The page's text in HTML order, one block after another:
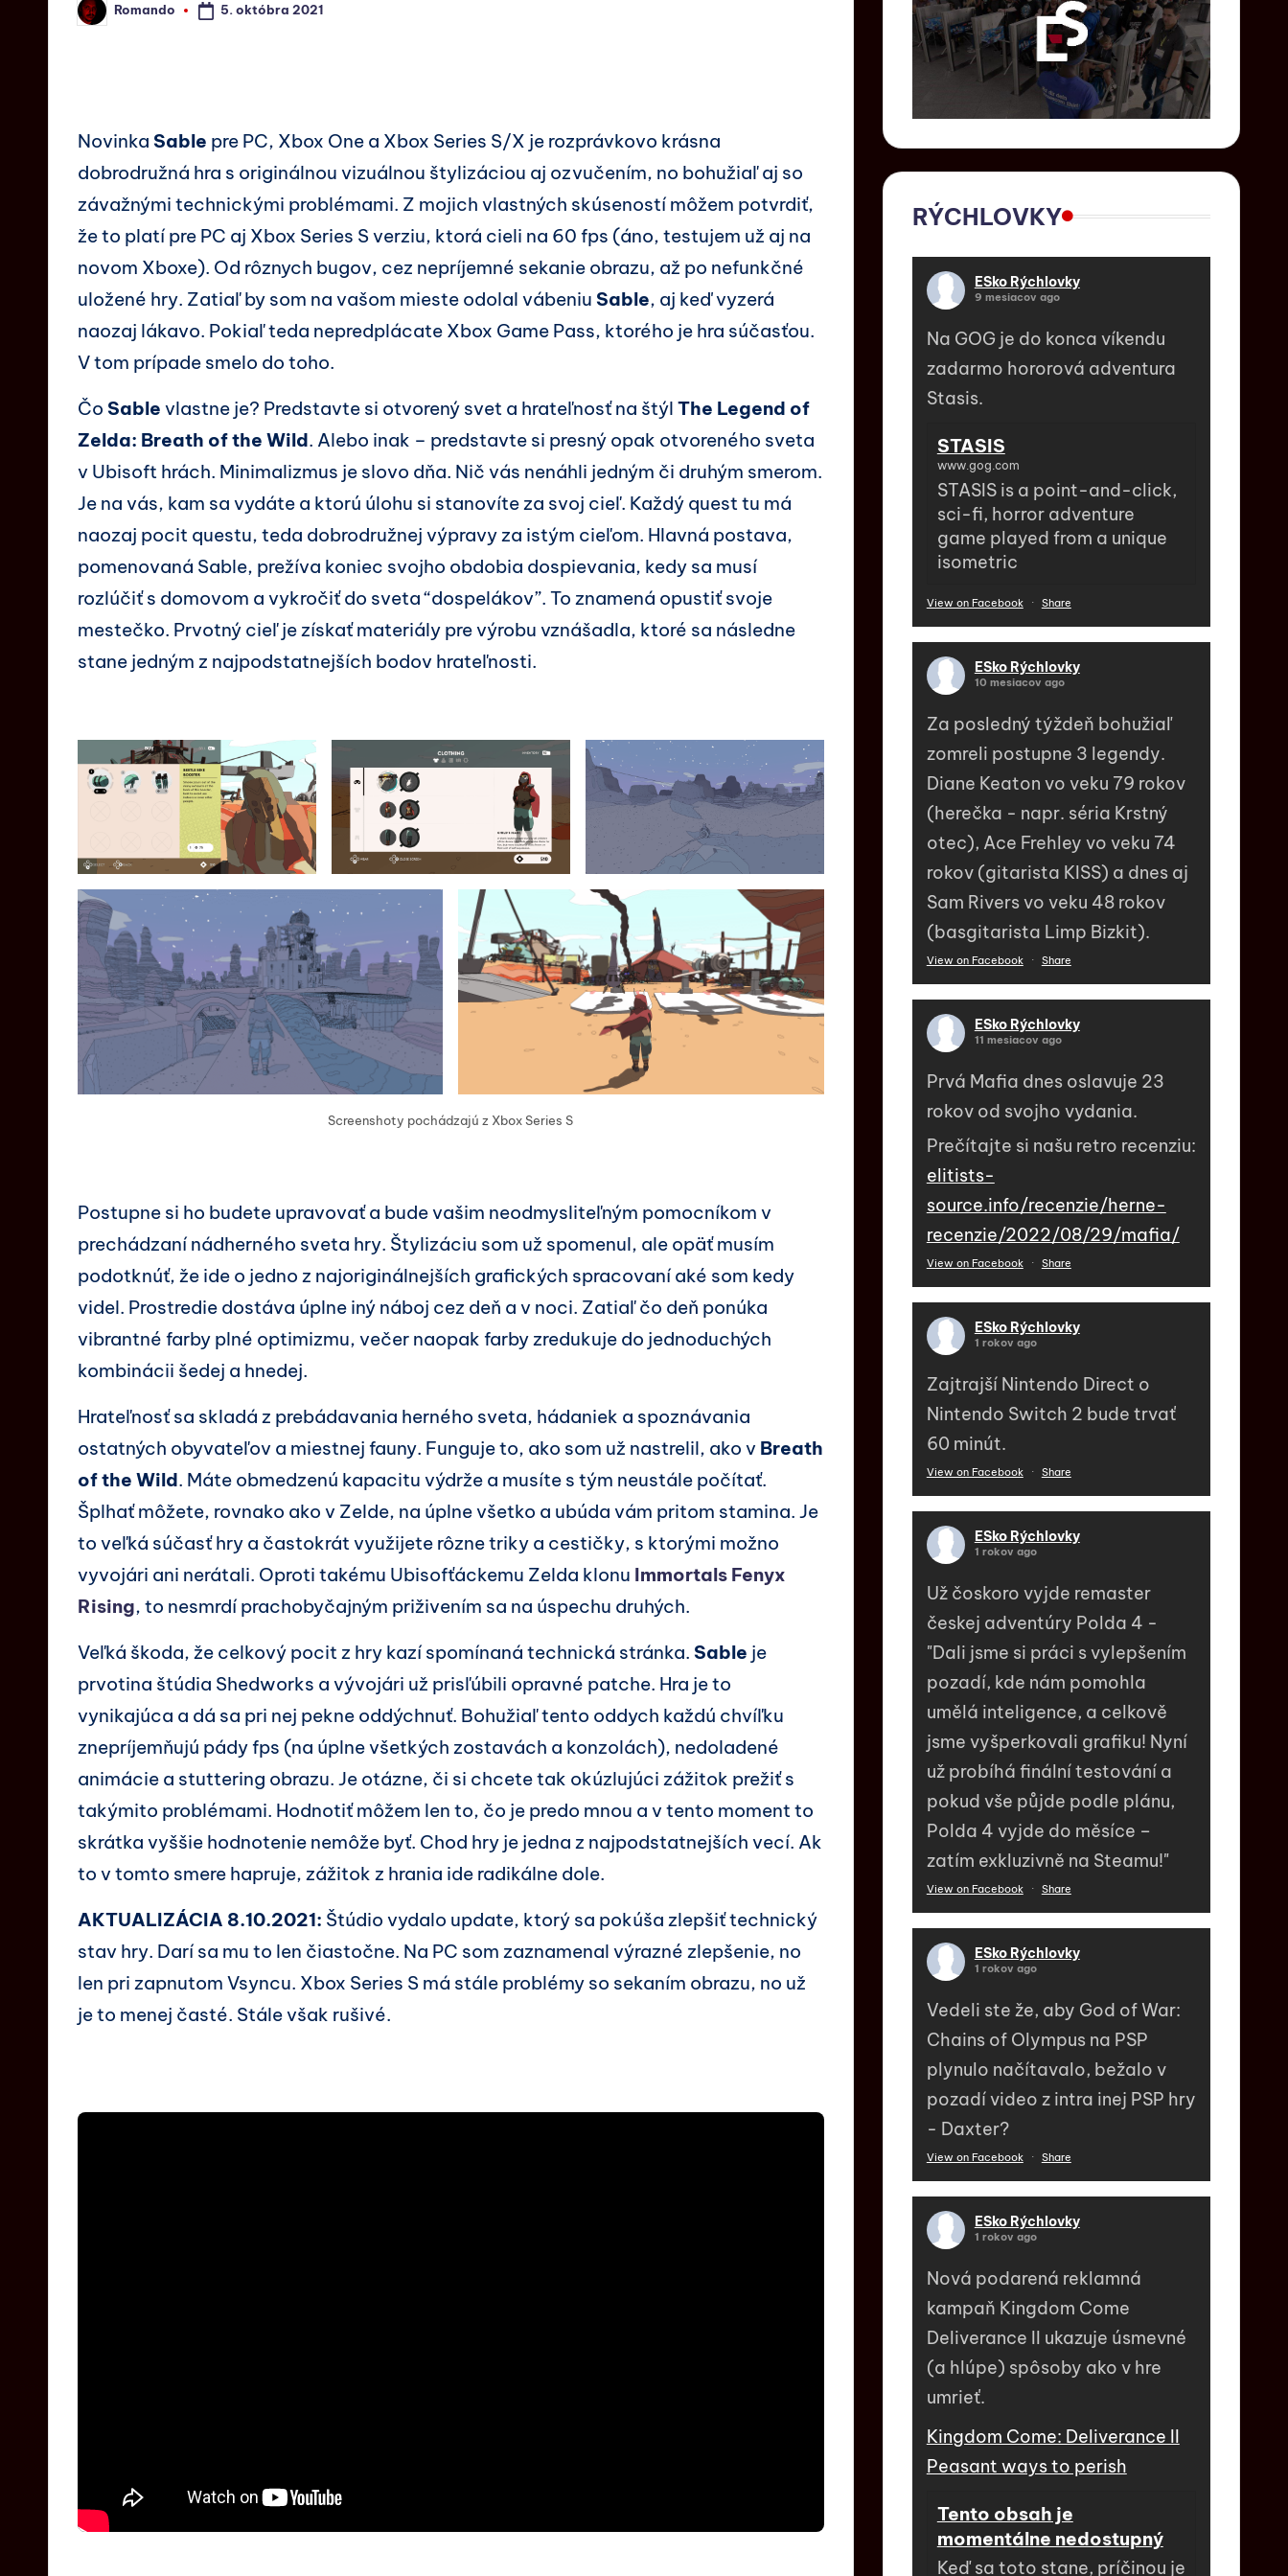
Romando 5. októbra 2021
Novinka Sable pre PC, Xbox One a Xbox Series S/X je rozprávkovo krásna
dobrodružná hra s originálnou vizuálnou štylizáciou aj ozvučením, no bohužiaľ aj so
závažnými technickými problémami. Z mojich vlastných skúseností môžem potvrdiť,
že to platí pre PC aj Xbox Series S verziu, ktorá cieli na 60 fps (áno, testujem už aj na
novom Xboxe). Od rôznych bugov, cez nepríjemné sekanie obrazu, až po nefunkčné
uložené hry. Zatiaľ by som na vašom mieste odolal vábeniu Sable, aj keď vyzerá
naozaj lákavo. Pokiaľ teda nepredplácate Xbox Game Pass, ktorého je hra súčasťou.
V tom prípade smelo do toho.
Čo Sable vlastne je? Predstavte si otvorený svet a hrateľnosť na štýl The Legend of
Zelda: Breath of the Wild. Alebo inak – predstavte si presný opak otvoreného sveta
v Ubisoft hrách. Minimalizmus je slovo dňa. Nič vás nenáhli jedným či druhým smerom.
Je na vás, kam sa vydáte a ktorú úlohu si stanovíte za svoj cieľ. Každý quest tu má
naozaj pocit questu, teda dobrodružnej výpravy za istým cieľom. Hlavná postava,
pomenovaná Sable, prežíva koniec svojho obdobia dospievania, kedy sa musí
rozlúčiť s domovom a vykročiť do sveta “dospelákov”. To znamená opustiť svoje
mestečko. Prvotný cieľ je získať materiály pre výrobu vznášadla, ktoré sa následne
stane jedným z najpodstatnejších bodov hrateľnosti.
Screenshoty pochádzajú z Xbox Series S
Postupne si ho budete upravovať a bude vašim neodmysliteľným pomocníkom v
prechádzaní nádherného sveta hry. Štylizáciu som už spomenul, ale opäť musím
podotknúť, že ide o jedno z najoriginálnejších grafických spracovaní aké som kedy
videl. Prostredie dostáva úplne iný náboj cez deň a v noci. Zatiaľ čo deň ponúka
vibrantné farby plné optimizmu, večer naopak farby zredukuje do jednoduchých
kombinácii šedej a hnedej.
Hrateľnosť sa skladá z prebádavania herného sveta, hádaniek a spoznávania
ostatných obyvateľov a miestnej fauny. Funguje to, ako som už nastrelil, ako v Breath
of the Wild. Máte obmedzenú kapacitu výdrže a musíte s tým neustále počítať.
Šplhať môžete, rovnako ako v Zelde, na úplne všetko a ubúda vám pritom stamina. Je
to veľká súčasť hry a častokrát využijete rôzne triky a cestičky, s ktorými možno
vyvojári ani nerátali. Oproti takému Ubisofťáckemu Zelda klonu Immortals Fenyx
Rising, to nesmrdí prachobyčajným priživením sa na úspechu druhých.
Veľká škoda, že celkový pocit z hry kazí spomínaná technická stránka. Sable je
prvotina štúdia Shedworks a vývojári už prisľúbili opravné patche. Hra je to
vynikajúca a dá sa pri nej pekne oddýchnuť. Bohužiaľ tento oddych každú chvíľku
znepríjemňujú pády fps (na úplne všetkých zostavách a konzolách), nedoladené
animácie a stuttering obrazu. Je otázne, či si chcete tak okúzlujúci zážitok prežiť s
takýmito problémami. Hodnotiť môžem len to, čo je predo mnou a v tento moment to
skrátka vyššie hodnotenie nemôže byť. Chod hry je jedna z najpodstatnejších vecí. Ak
to v tomto smere hapruje, zážitok z hrania ide radikálne dole.
AKTUALIZÁCIA 8.10.2021: Štúdio vydalo update, ktorý sa pokúša zlepšiť technický
stav hry. Darí sa mu to len čiastočne. Na PC som zaznamenal výrazné zlepšenie, no
len pri zapnutom Vsyncu. Xbox Series S má stále problémy so sekaním obrazu, no už
je to menej časté. Stále však rušivé.
RÝCHLOVKY
ESko Rýchlovky
9 mesiacov ago
Na GOG je do konca víkendu
zadarmo hororová adventura
Stasis.
STASIS
www.gog.com
STASIS is a point-and-click,
sci-fi, horror adventure
game played from a unique
isometric
View on Facebook · Share
ESko Rýchlovky
10 mesiacov ago
Za posledný týždeň bohužiaľ
zomreli postupne 3 legendy.
Diane Keaton vo veku 79 rokov
(herečka - napr. séria Krstný
otec), Ace Frehley vo veku 74
rokov (gitarista KISS) a dnes aj
Sam Rivers vo veku 48 rokov
(basgitarista Limp Bizkit).
View on Facebook · Share
ESko Rýchlovky
11 mesiacov ago
Prvá Mafia dnes oslavuje 23
rokov od svojho vydania.
Prečítajte si našu retro recenziu:
elitists-
source.info/recenzie/herne-
recenzie/2022/08/29/mafia/
View on Facebook · Share
ESko Rýchlovky
1 rokov ago
Zajtrajší Nintendo Direct o
Nintendo Switch 2 bude trvať
60 minút.
View on Facebook · Share
ESko Rýchlovky
1 rokov ago
Už čoskoro vyjde remaster
českej adventúry Polda 4 -
"Dali jsme si práci s vylepšením
pozadí, kde nám pomohla
umělá inteligence, a celkově
jsme vyšperkovali grafiku! Nyní
už probíhá finální testování a
pokud vše půjde podle plánu,
Polda 4 vyjde do měsíce –
zatím exkluzivně na Steamu!"
View on Facebook · Share
ESko Rýchlovky
1 rokov ago
Vedeli ste že, aby God of War:
Chains of Olympus na PSP
plynulo načítavalo, bežalo v
pozadí video z intra inej PSP hry
- Daxter?
View on Facebook · Share
ESko Rýchlovky
1 rokov ago
Nová podarená reklamná
kampaň Kingdom Come
Deliverance II ukazuje úsmevné
(a hlúpe) spôsoby ako v hre
umrieť.
Kingdom Come: Deliverance II
Peasant ways to perish
Tento obsah je
momentálne nedostupný
Keď sa toto stane, príčinou je